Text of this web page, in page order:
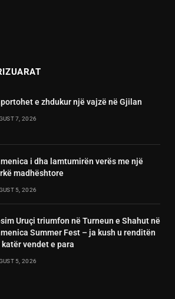
e zhdukur një vajzë në Gjilan
7, 2026
i dha lamtumirën verës me një
madhështore
5, 2026
Uruçi triumfon në Turneun e Shahut në
Summer Fest – ja kush u renditën
katër vendet e para
5, 2026